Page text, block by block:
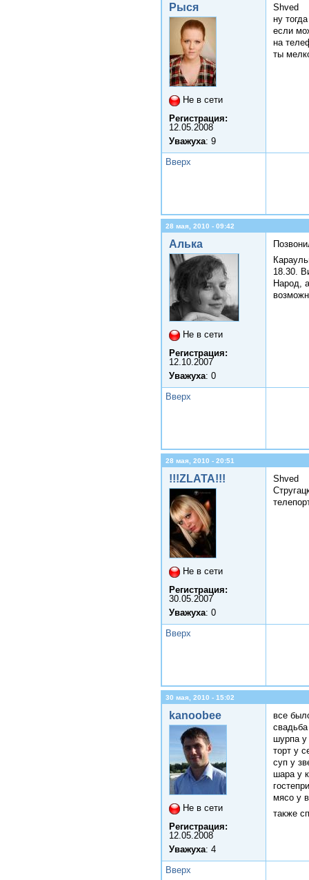
Рыся
Не в сети
Регистрация:
12.05.2008
Уважуха: 9
Shved
ну
если
на
ты
Вверх
28 мая, 2010 - 09:42
Алька
Не в сети
Регистрация:
12.10.2007
Уважуха: 0
18.30.
Народ,
Вверх
28 мая, 2010 - 20:51
!!!ZLATA!!!
Не в сети
Регистрация:
30.05.2007
Уважуха: 0
Shved
Вверх
30 мая, 2010 - 15:02
kanoobee
Не в сети
Регистрация:
12.05.2008
Уважуха: 4
все
шурпа у
торт у
суп у
шара у
мясо у
также
Вверх